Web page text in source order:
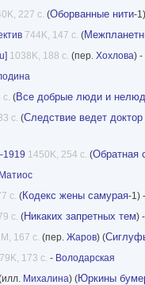
227 с. (Оборванные нити-
744K, 147 с. (
1038K, 188 с. (пер. Хохлова) -
с. (Все добрые люди и
с. (Следствие ведет
1450K, 254 с. (Обратная
Матиос
с. (Кодекс жены самурая-1)
с. (Никаких запретных тем)
167 с. (пер. Жаров) (
173 с. - Володарская
Михалина) (Юркины